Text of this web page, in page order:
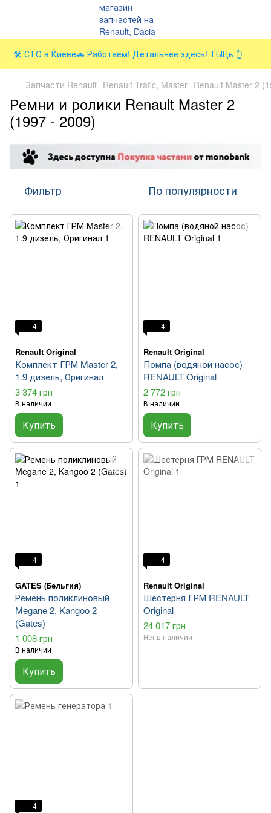
🛠️ СТО в Киеве🚗 Работаем! Детальнее здесь! ТЫЦь 👆
Запчасти Renault Renault Trafic, Master Renault Master 2
Ремни и ролики Renault Master 2
(1997 - 2009)
Фильтр По популярности
4
Renault Original
Комплект ГРМ Master 2,
1.9 дизель, Оригинал
3 374 грн
В наличии
Купить
4
Renault Original
Помпа (водяной насос)
RENAULT Original
2 772 грн
В наличии
Купить
4
GATES (Бельгия)
Ремень поликлиновый
Megane 2, Kangoo 2
(Gates)
1 008 грн
В наличии
Купить
4
Renault Original
Шестерня ГРМ RENAULT
Original
24 017 грн
Нет в наличии
4